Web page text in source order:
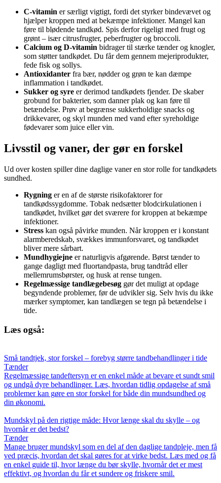
C-vitamin er særligt vigtigt, fordi det styrker bindevævet og
hjælper kroppen med at bekæmpe infektioner. Mangel kan
føre til blødende tandkød. Spis derfor rigeligt med frugt og
grønt – især citrusfrugter, peberfrugter og broccoli.
Calcium og D-vitamin bidrager til stærke tænder og knogler,
som støtter tandkødet. Du får dem gennem mejeriprodukter,
fede fisk og sollys.
Antioxidanter fra bær, nødder og grøn te kan dæmpe
inflammation i tandkødet.
Sukker og syre er derimod tandkødets fjender. De skaber
grobund for bakterier, som danner plak og kan føre til
betændelse. Prøv at begrænse sukkerholdige snacks og
drikkevarer, og skyl munden med vand efter syreholdige
fødevarer som juice eller vin.
Livsstil og vaner, der gør en forskel
Ud over kosten spiller dine daglige vaner en stor rolle for tandkødets
sundhed.
Rygning er en af de største risikofaktorer for
tandkødssygdomme. Tobak nedsætter blodcirkulationen i
tandkødet, hvilket gør det sværere for kroppen at bekæmpe
infektioner.
Stress kan også påvirke munden. Når kroppen er i konstant
alarmberedskab, svækkes immunforsvaret, og tandkødet
bliver mere sårbart.
Mundhygiejne er naturligvis afgørende. Børst tænder to
gange dagligt med fluortandpasta, brug tandtråd eller
mellemrumsbørster, og husk at rense tungen.
Regelmæssige tandlægebesøg gør det muligt at opdage
begyndende problemer, før de udvikler sig. Selv hvis du ikke
mærker symptomer, kan tandlægen se tegn på betændelse i
tide.
Læs også:
Små tandtjek, stor forskel – forebyg større tandbehandlinger i tide
Tænder
Regelmæssige tandeftersyn er en enkel måde at bevare et sundt smil
og undgå dyre behandlinger. Læs, hvordan tidlig opdagelse af små
problemer kan gøre en stor forskel for både din mundsundhed og
din økonomi.
Mundskyl på den rigtige måde: Hvor længe skal du skylle – og
hvornår er det bedst?
Tænder
Mange bruger mundskyl som en del af den daglige tandpleje, men få
ved præcis, hvordan det skal gøres for at virke bedst. Læs med og få
en enkel guide til, hvor længe du bør skylle, hvornår det er mest
effektivt, og hvordan du får et sundere og friskere smil.